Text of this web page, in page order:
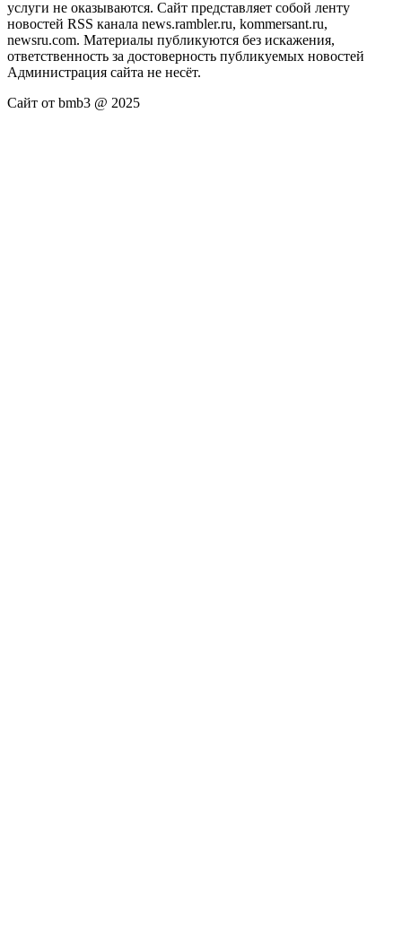
услуги не оказываются. Сайт представляет собой ленту
новостей RSS канала news.rambler.ru, kommersant.ru,
newsru.com. Материалы публикуются без искажения,
ответственность за достоверность публикуемых новостей
Администрация сайта не несёт.
Сайт от bmb3 @ 2025